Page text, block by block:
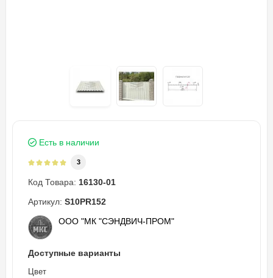
Есть в наличии
3
Код Товара: 16130-01
Артикул: S10PR152
ООО "МК "СЭНДВИЧ-ПРОМ"
Доступные варианты
Цвет